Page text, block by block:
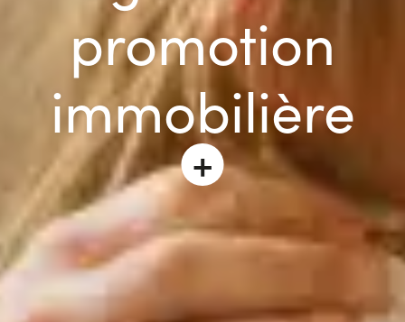
promotion
immobilière
+